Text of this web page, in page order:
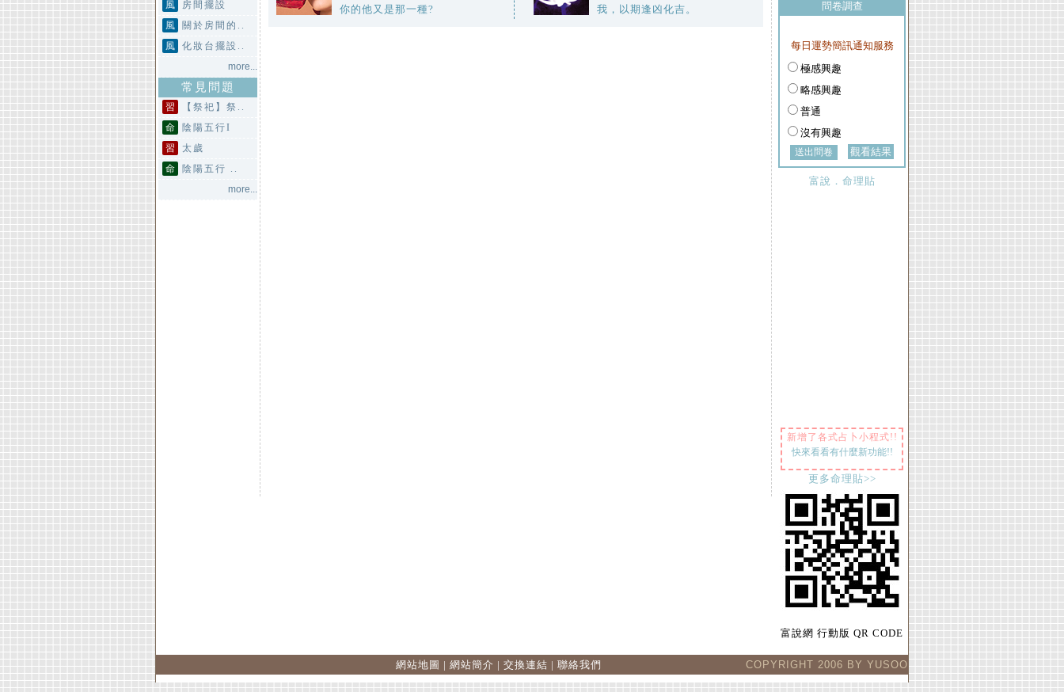
問卷調查
每日運勢簡訊通知服務
極感興趣
略感興趣
普通
沒有興趣
觀看結果
富說．命理貼
新增了各式占卜小程式!!
快來看看有什麼新功能!!
更多命理貼>>
富說網 行動版 QR CODE
風
房間擺設
風
關於房間的..
風
化妝台擺設..
more...
常見問題
習
【祭祀】祭..
命
陰陽五行I
習
太歲
命
陰陽五行 ..
more...
我，以期逢凶化吉。
你的他又是那一種?
網站地圖 | 網站簡介 | 交換連結 | 聯絡我們 COPYRIGHT 2006 BY YUSOO